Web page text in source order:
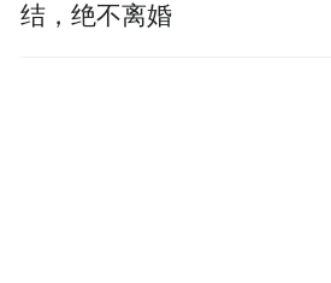
结，绝不离婚